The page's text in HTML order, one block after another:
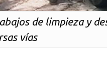
de limpieza y
vías